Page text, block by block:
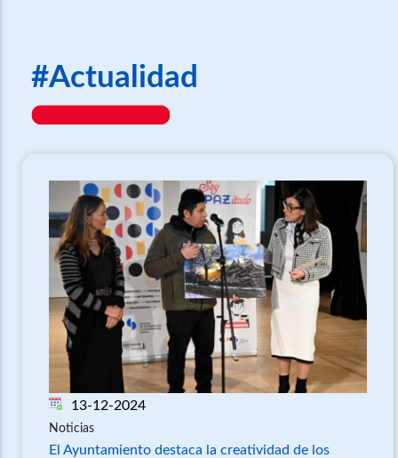
#Actualidad
13-12-2024
Noticias
El Ayuntamiento destaca la creatividad de los